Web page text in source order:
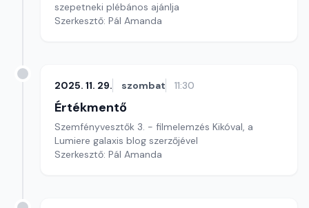
szepetneki plébános ajánlja
Szerkesztő: Pál Amanda
2025. 11. 29. szombat 11:30
Értékmentő
Szemfényvesztők 3. - filmelemzés Kikóval, a
Lumiere galaxis blog szerzőjével
Szerkesztő: Pál Amanda